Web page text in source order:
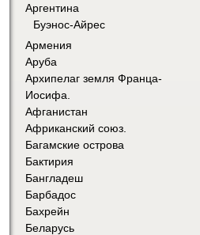
Аргентина
Буэнос-Айрес
Армения
Аруба
Архипелаг земля Франца-
Иосифа.
Афганистан
Африканский союз.
Багамские острова
Бактирия
Бангладеш
Барбадос
Бахрейн
Беларусь